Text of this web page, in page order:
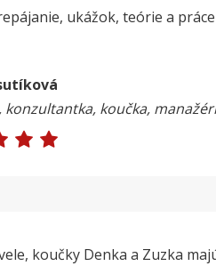
ukážok, teórie a
konzultantka, koučka,
koučky Denka a Zuzka